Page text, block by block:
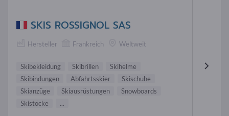
SKIS ROSSIGNOL SAS
Hersteller Frankreich Weltweit
Skibekleidung Skibrillen
Skihelme
Skibindungen
Abfahrtsskier
Skischuhe
Skianzüge
Skiausrüstungen
Snowboards
Skistöcke
...